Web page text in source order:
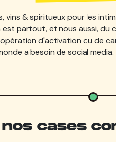
vins & spiritueux pour les
partout, et nous aussi, du
d'activation ou de
a besoin de social media.
cases